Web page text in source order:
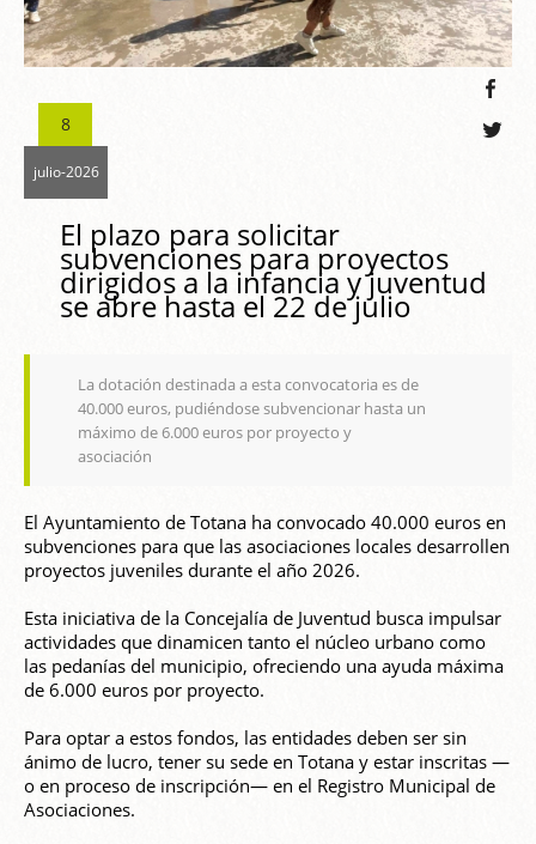
8
julio-2026
El plazo para solicitar
subvenciones para proyectos
dirigidos a la infancia y juventud
se abre hasta el 22 de julio
La dotación destinada a esta convocatoria es de
40.000 euros, pudiéndose subvencionar hasta un
máximo de 6.000 euros por proyecto y
asociación
El Ayuntamiento de Totana ha convocado 40.000 euros en
subvenciones para que las asociaciones locales desarrollen
proyectos juveniles durante el año 2026.
Esta iniciativa de la Concejalía de Juventud busca impulsar
actividades que dinamicen tanto el núcleo urbano como
las pedanías del municipio, ofreciendo una ayuda máxima
de 6.000 euros por proyecto.
Para optar a estos fondos, las entidades deben ser sin
ánimo de lucro, tener su sede en Totana y estar inscritas —
o en proceso de inscripción— en el Registro Municipal de
Asociaciones.